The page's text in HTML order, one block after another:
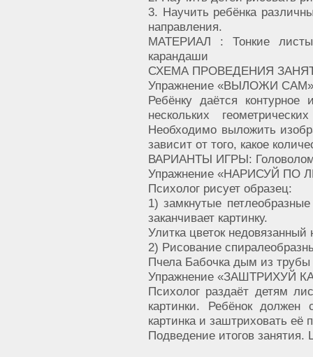
3. Научить ребёнка
направления.
МАТЕРИАЛ : Тонкие
карандаши
СХЕМА ПРОВЕДЕНИЯ
Упражнение «ВЫЛОЖИ
Ребёнку даётся контурное
нескольких
Необходимо выложить
зависит от того, какое
ВАРИАНТЫ ИГРЫ:
Упражнение «НАРИСУЙ ПО
Психолог рисует образец:
1) замкнутые
заканчивает картинку.
Улитка цветок недовязанный
2) Рисование
Пчела Бабочка дым из трубы
Упражнение «ЗАШТРИХУЙ
Психолог раздаёт детям
картинки. Ребёнок должен
картинка и заштриховать её
Подведение итогов